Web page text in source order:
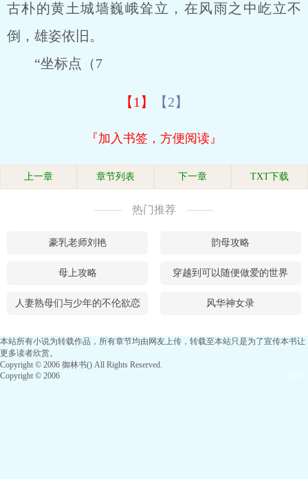
古朴的黄土城墙巍峨耸立，在风雨之中屹立不
倒，雄姿依旧。
“坐标点（7
【1】 【2】
『加入书签，方便阅读』
上一章 章节列表 下一章 TXT下载
热门推荐
豪乳老师刘艳 韵母攻略
母上攻略 穿越到可以随便做爱的世界
人妻熟母们与少年的不伦欲恋 风华神女录
本站所有小说为转载作品，所有章节均由网友上传，转载至本站只是为了宣传本书让
更多读者欣赏。
Copyright © 2006 御林书() All Rights Reserved.
Copyright © 2006